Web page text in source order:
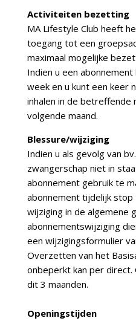
Activiteiten bezetting
MA Lifestyle Club heeft
toegang tot een
maximaal mogelijke
Indien u een
week en u kunt een keer
inhalen in de betreffende
volgende maand.
Blessure/wijziging
Indien u als gevolg van
zwangerschap niet in
abonnement gebruik te
abonnement tijdelijk
wijziging in de algemene
abonnementswijziging
een wijzigingsformulier
Overzetten van het
onbeperkt kan per
dit 3 maanden.
Openingstijden